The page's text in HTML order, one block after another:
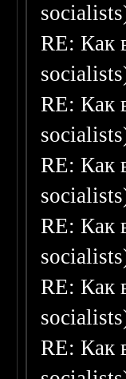
RE: Как
RE: Как
RE: Как
RE: Как
RE: Как
RE: Как